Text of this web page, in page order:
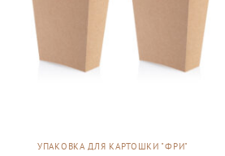
УПАКОВКА ДЛЯ КАРТОШКИ "ФРИ"